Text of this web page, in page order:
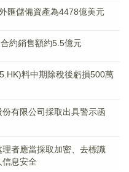
匯儲備資產為4478億美元
約銷售額約5.5億元
料中期除稅後虧損500萬
有限公司採取出具警示函
者應當採取加密、去標識
息安全